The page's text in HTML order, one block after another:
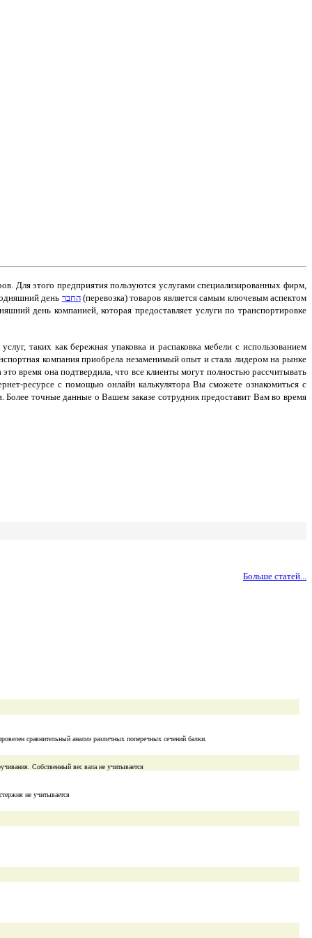
Для этого предприятия пользуются услугами специализированных фирм,
день החבר(перевозка) товаров является самым ключевым аспектом
день компанией, которая предоставляет услуги по транспортировке
таких как бережная упаковка и распаковка мебели с использованием
компания приобрела незаменимый опыт и стала лидером на рынке
это время она подтвердила, что все клиенты могут полностью рассчитывать
ресурсе с помощью онлайн калькулятора Вы сможете ознакомиться с
точные данные о Вашем заказе сотрудник предоставит Вам во время
Больше статей...
сравнительный анализ различных поперечных сечений балки.
Собственный вес вала не учитывается
не учитывается